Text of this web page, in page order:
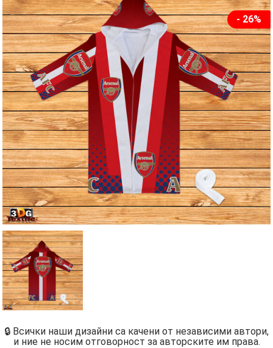
- 26%
🔒 Всички наши дизайни са качени от независими автори,
и ние не носим отговорност за авторските им права.